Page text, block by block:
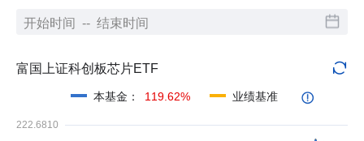
富国上证科创板芯片ETF
本基金 ： 119.62% 业绩基准